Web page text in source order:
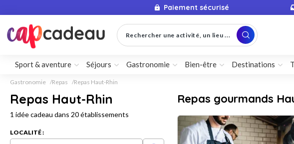
Paiement sécurisé
Rechercher une activité, un lieu ...
Sport & aventure Séjours Gastronomie Bien-être Destinations
Gastronomie Repas Repas Haut-Rhin
Repas Haut-Rhin
1 idée cadeau dans 20 établissements
LOCALITÉ :
Repas gourmands